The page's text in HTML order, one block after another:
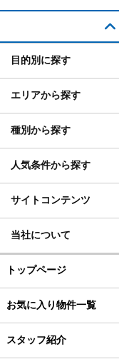
目的別に探す
エリアから探す
種別から探す
人気条件から探す
サイトコンテンツ
当社について
トップページ
お気に入り物件一覧
スタッフ紹介